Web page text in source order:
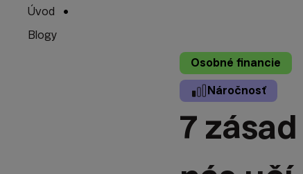
Úvod
Blogy
Osobné financie
Náročnosť
7